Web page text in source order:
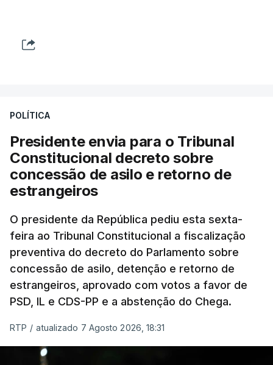
POLÍTICA
Presidente envia para o Tribunal
Constitucional decreto sobre
concessão de asilo e retorno de
estrangeiros
O presidente da República pediu esta sexta-
feira ao Tribunal Constitucional a fiscalização
preventiva do decreto do Parlamento sobre
concessão de asilo, detenção e retorno de
estrangeiros, aprovado com votos a favor de
PSD, IL e CDS-PP e a abstenção do Chega.
RTP / atualizado 7 Agosto 2026, 18:31